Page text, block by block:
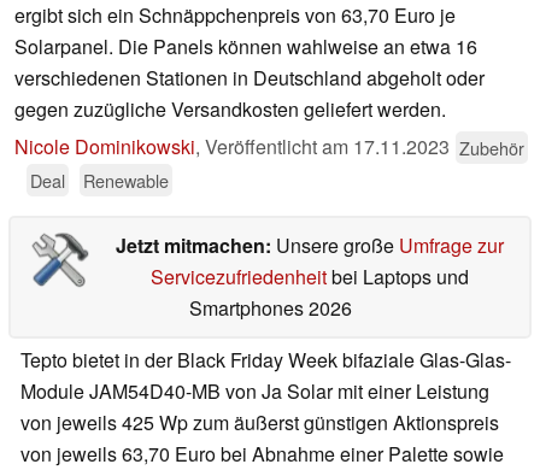
ergibt sich ein Schnäppchenpreis von 63,70 Euro je
Solarpanel. Die Panels können wahlweise an etwa 16
verschiedenen Stationen in Deutschland abgeholt oder
gegen zuzügliche Versandkosten geliefert werden.
Nicole Dominikowski, Veröffentlicht am 17.11.2023 Zubehör
Deal
Renewable
Jetzt mitmachen: Unsere große Umfrage zur
Servicezufriedenheitbei Laptops und
Smartphones 2026
Tepto bietet in der Black Friday Week bifaziale Glas-Glas-
Module JAM54D40-MB von Ja Solar mit einer Leistung
von jeweils 425 Wp zum äußerst günstigen Aktionspreis
von jeweils 63,70 Euro bei Abnahme einer Palette sowie